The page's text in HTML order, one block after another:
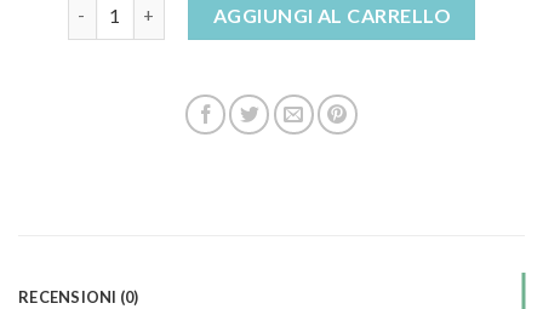
AGGIUNGI AL CARRELLO
RECENSIONI (0)